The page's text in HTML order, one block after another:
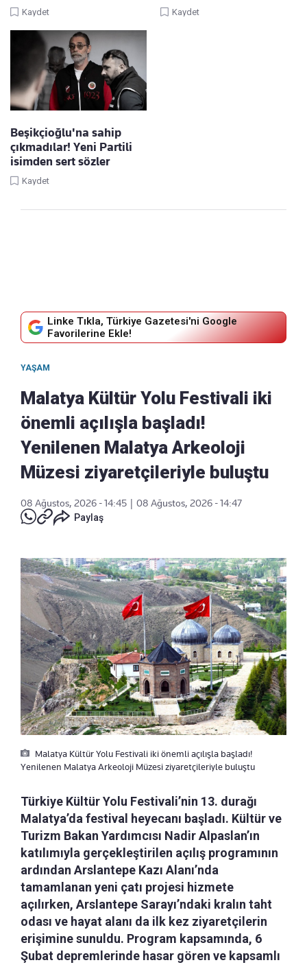
Kaydet Kaydet
Beşikçioğlu'na sahip
çıkmadılar! Yeni Partili
isimden sert sözler
Kaydet
Linke Tıkla, Türkiye Gazetesi'ni Google
Favorilerine Ekle!
YAŞAM
Malatya Kültür Yolu Festivali iki
önemli açılışla başladı!
Yenilenen Malatya Arkeoloji
Müzesi ziyaretçileriyle buluştu
08 Ağustos, 2026 - 14:45
08 Ağustos, 2026 - 14:47
Paylaş
Malatya Kültür Yolu Festivali iki önemli açılışla başladı!
Yenilenen Malatya Arkeoloji Müzesi ziyaretçileriyle buluştu
Türkiye Kültür Yolu Festivali’nin 13. durağı
Malatya’da festival heyecanı başladı. Kültür ve
Turizm Bakan Yardımcısı Nadir Alpaslan’ın
katılımıyla gerçekleştirilen açılış programının
ardından Arslantepe Kazı Alanı’nda
tamamlanan yeni çatı projesi hizmete
açılırken, Arslantepe Sarayı’ndaki kralın taht
odası ve hayat alanı da ilk kez ziyaretçilerin
erişimine sunuldu. Program kapsamında, 6
Şubat depremlerinde hasar gören ve kapsamlı